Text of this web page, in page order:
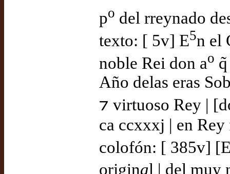
po del rreynado
texto: [ 5v] E5n el
noble Rei don ao
Año delas eras
⁊ virtuoso Rey |
ca ccxxxj | en
colofón: [ 385v]
orjginal | del muy